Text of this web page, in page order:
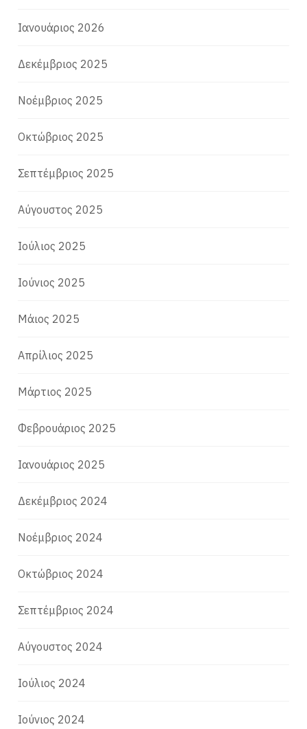
Ιανουάριος 2026
Δεκέμβριος 2025
Νοέμβριος 2025
Οκτώβριος 2025
Σεπτέμβριος 2025
Αύγουστος 2025
Ιούλιος 2025
Ιούνιος 2025
Μάιος 2025
Απρίλιος 2025
Μάρτιος 2025
Φεβρουάριος 2025
Ιανουάριος 2025
Δεκέμβριος 2024
Νοέμβριος 2024
Οκτώβριος 2024
Σεπτέμβριος 2024
Αύγουστος 2024
Ιούλιος 2024
Ιούνιος 2024